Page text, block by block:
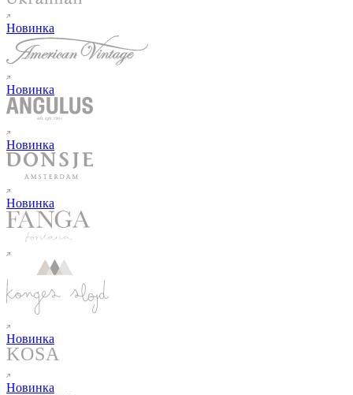
Новинка
Новинка
Новинка
Новинка
Новинка
Новинка